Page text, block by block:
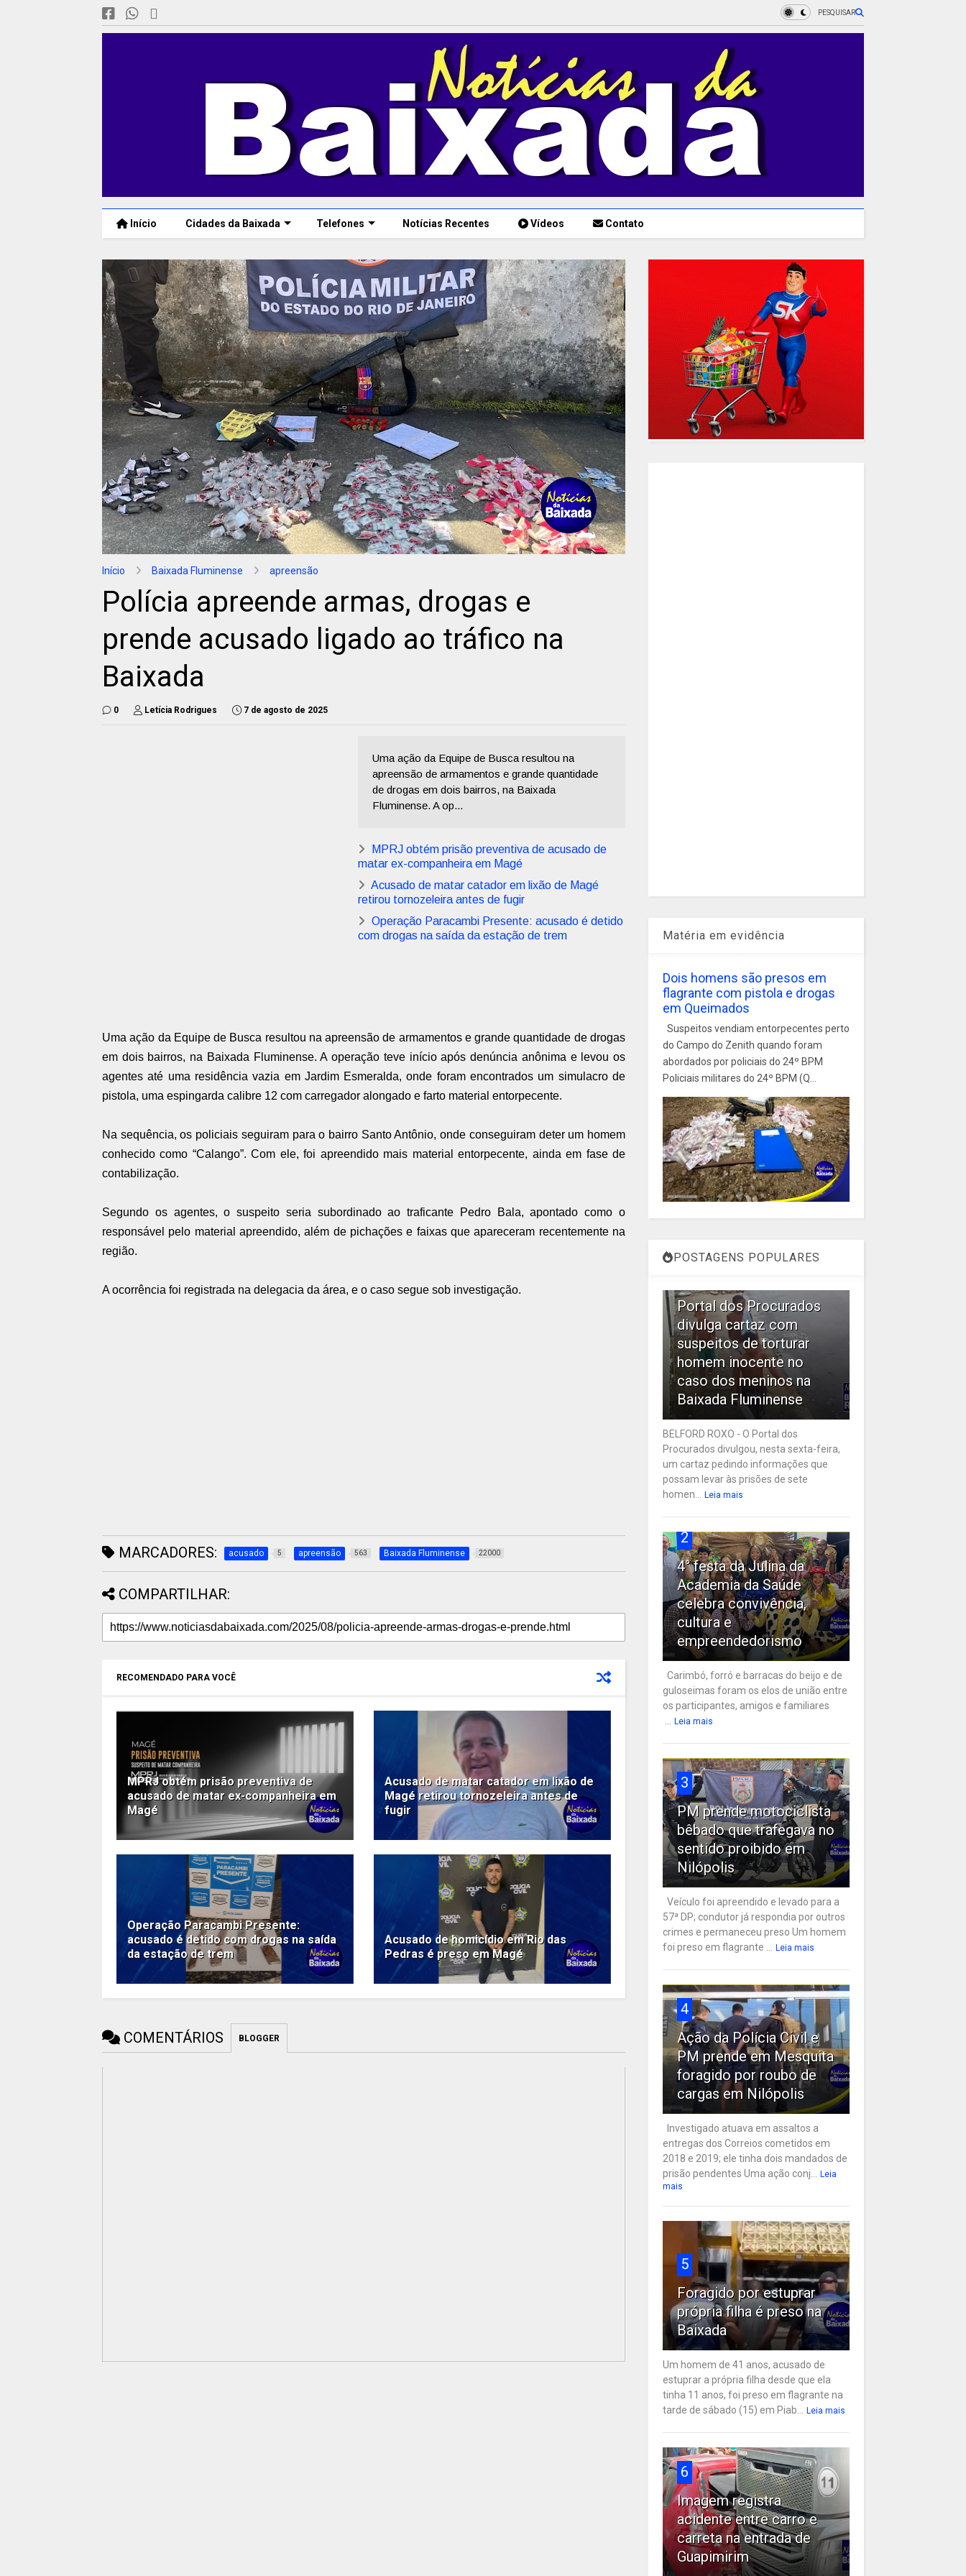
PESQUISAR
Início Cidades da Baixada Telefones Notícias Recentes Vídeos Contato
Início Baixada Fluminense apreensão
Polícia apreende armas, drogas e
prende acusado ligado ao tráfico na
Baixada
0 Letícia Rodrigues 7 de agosto de 2025
Uma ação da Equipe de Busca resultou na
apreensão de armamentos e grande quantidade
de drogas em dois bairros, na Baixada
Fluminense. A op...
MPRJ obtém prisão preventiva de acusado de
matar ex-companheira em Magé
Acusado de matar catador em lixão de Magé
retirou tornozeleira antes de fugir
Operação Paracambi Presente: acusado é detido
com drogas na saída da estação de trem
Uma ação da Equipe de Busca resultou na apreensão de armamentos e grande quantidade de drogas
em dois bairros, na Baixada Fluminense. A operação teve início após denúncia anônima e levou os
agentes até uma residência vazia em Jardim Esmeralda, onde foram encontrados um simulacro de
pistola, uma espingarda calibre 12 com carregador alongado e farto material entorpecente.
Na sequência, os policiais seguiram para o bairro Santo Antônio, onde conseguiram deter um homem
conhecido como “Calango”. Com ele, foi apreendido mais material entorpecente, ainda em fase de
contabilização.
Segundo os agentes, o suspeito seria subordinado ao traficante Pedro Bala, apontado como o
responsável pelo material apreendido, além de pichações e faixas que apareceram recentemente na
região.
A ocorrência foi registrada na delegacia da área, e o caso segue sob investigação.
MARCADORES: acusado 5 apreensão 563 Baixada Fluminense 22000
COMPARTILHAR:
RECOMENDADO PARA VOCÊ
MPRJ obtém prisão preventiva de
acusado de matar ex-companheira em
Magé
Acusado de matar catador em lixão de
Magé retirou tornozeleira antes de
fugir
Operação Paracambi Presente:
acusado é detido com drogas na saída
da estação de trem
Acusado de homicídio em Rio das
Pedras é preso em Magé
COMENTÁRIOS BLOGGER
Matéria em evidência
Dois homens são presos em
flagrante com pistola e drogas
em Queimados
Suspeitos vendiam entorpecentes perto
do Campo do Zenith quando foram
abordados por policiais do 24º BPM
Policiais militares do 24º BPM (Q...
POSTAGENS POPULARES
Portal dos Procurados
divulga cartaz com
suspeitos de torturar
homem inocente no
caso dos meninos na
Baixada Fluminense
BELFORD ROXO - O Portal dos
Procurados divulgou, nesta sexta-feira,
um cartaz pedindo informações que
possam levar às prisões de sete
homen... Leia mais
2
4° festa da Julina da
Academia da Saúde
celebra convivência,
cultura e
empreendedorismo
Carimbó, forró e barracas do beijo e de
guloseimas foram os elos de união entre
os participantes, amigos e familiares
... Leia mais
3
PM prende motociclista
bêbado que trafegava no
sentido proibido em
Nilópolis
Veículo foi apreendido e levado para a
57ª DP; condutor já respondia por outros
crimes e permaneceu preso Um homem
foi preso em flagrante ... Leia mais
4
Ação da Polícia Civil e
PM prende em Mesquita
foragido por roubo de
cargas em Nilópolis
Investigado atuava em assaltos a
entregas dos Correios cometidos em
2018 e 2019; ele tinha dois mandados de
prisão pendentes Uma ação conj... Leia
mais
5
Foragido por estuprar
própria filha é preso na
Baixada
Um homem de 41 anos, acusado de
estuprar a própria filha desde que ela
tinha 11 anos, foi preso em flagrante na
tarde de sábado (15) em Piab... Leia mais
6
Imagem registra
acidente entre carro e
carreta na entrada de
Guapimirim